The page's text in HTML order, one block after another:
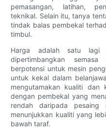
pemasangan, latihan,
teknikal. Selain itu, tanya
tindak balas pembekal
timbul.
Harga adalah satu
dipertimbangkan
berpotensi untuk mesin
untuk kekal dalam
mengutamakan kualiti dan
dengan pembekal yang
rendah daripada pesaing
menunjukkan kualiti yang
bawah taraf.